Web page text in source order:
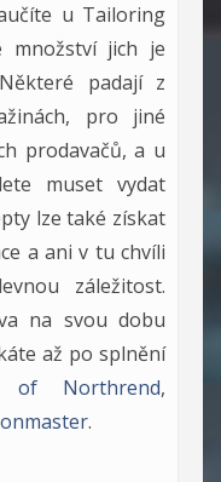
u Tailoring
množství jich je
padají z
pro jiné
prodavačů, a u
muset vydat
lze také získat
a ani v tu chvíli
záležitost.
na svou dobu
až po splnění
of Northrend,
.